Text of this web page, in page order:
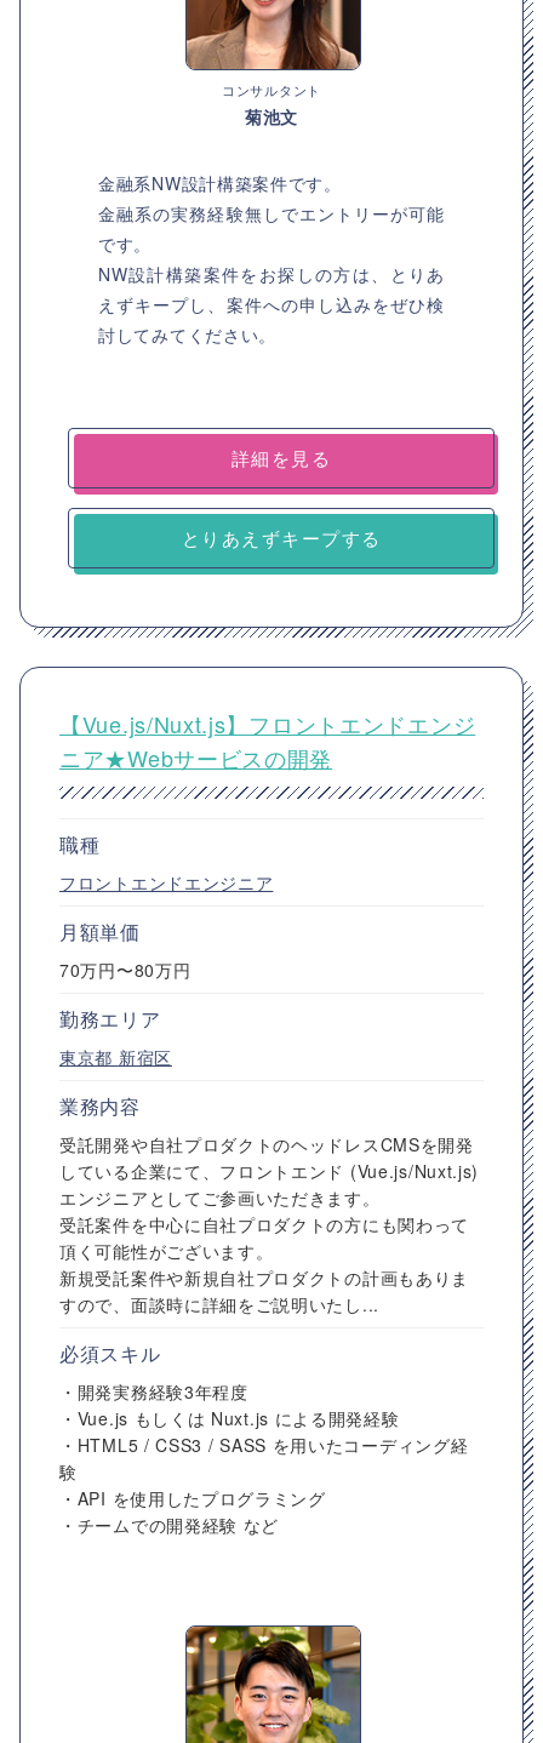
コンサルタント
菊池文
金融系NW設計構築案件です。
金融系の実務経験無しでエントリーが可能
です。
NW設計構築案件をお探しの方は、とりあ
えずキープし、案件への申し込みをぜひ検
討してみてください。
詳細を見る
とりあえずキープする
【Vue.js/Nuxt.js】フロントエンドエンジ
ニア★Webサービスの開発
職種
フロントエンドエンジニア
月額単価
70万円〜80万円
勤務エリア
東京都 新宿区
業務内容
受託開発や自社プロダクトのヘッドレスCMSを開発
している企業にて、フロントエンド (Vue.js/Nuxt.js)
エンジニアとしてご参画いただきます。
受託案件を中心に自社プロダクトの方にも関わって
頂く可能性がございます。
新規受託案件や新規自社プロダクトの計画もありま
すので、面談時に詳細をご説明いたし...
必須スキル
・開発実務経験3年程度
・Vue.js もしくは Nuxt.js による開発経験
・HTML5 / CSS3 / SASS を用いたコーディング経
験
・API を使用したプログラミング
・チームでの開発経験 など